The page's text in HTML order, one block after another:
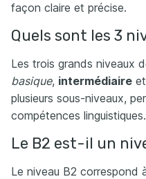
façon claire et précise.
Quels sont les 3
Les trois grands niveaux
basique, intermédiaire et
plusieurs sous-niveaux,
compétences linguistiques.
Le B2 est-il un
Le niveau B2 correspond